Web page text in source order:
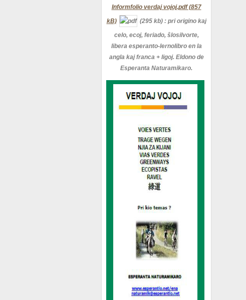
Informfolio verdaj vojoj.pdf (857
kB)
(295 kb) : pri origino kaj
celo, ecoj, feriado, ŝlosilvorte,
libera esperanto-lernolibro en la
angla kaj franca + ligoj. Eldono de
Esperanta Naturamikaro.